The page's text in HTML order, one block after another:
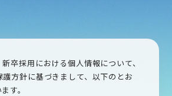
卒採用における個人情報について、
方針に基づきまして、以下のとお
す。